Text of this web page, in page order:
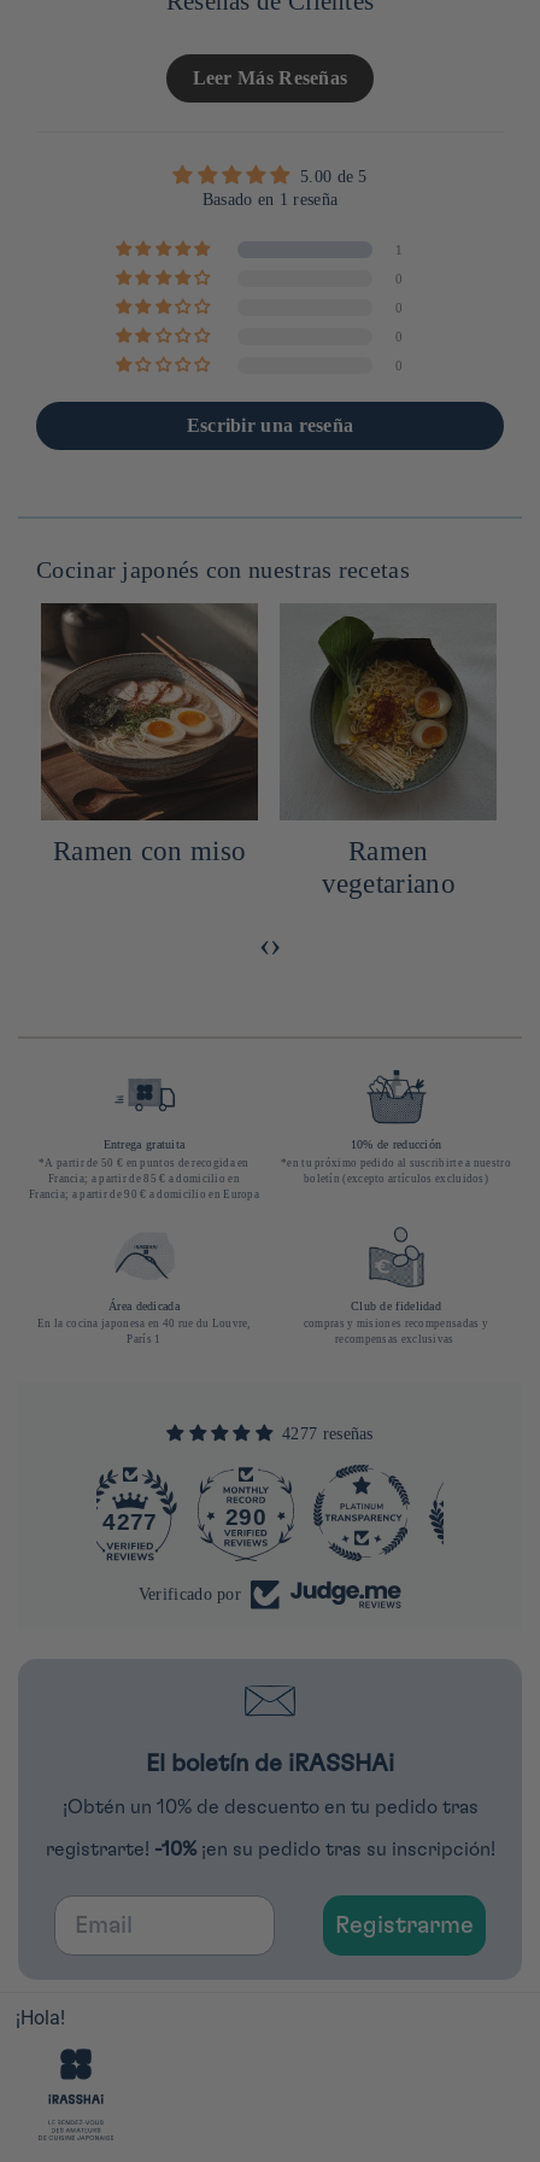
Leer Más Reseñas
5.00 de 5
Basado en 1 reseña
1
0
0
0
0
Escribir una reseña
Cocinar japonés con nuestras recetas
Ramen con miso
Ramen
vegetariano
‹›
Entrega gratuita
*A partir de 50 € en puntos de recogida en
Francia; a partir de 85 € a domicilio en
Francia; a partir de 90 € a domicilio en Europa
10% de reducción
*en tu próximo pedido al suscribirte a nuestro
boletín (excepto artículos excluidos)
Área dedicada
En la cocina japonesa en 40 rue du Louvre,
París 1
Club de fidelidad
compras y misiones recompensadas y
recompensas exclusivas
4277 reseñas
4277 290
Verificado por
El boletín de iRASSHAi
¡Obtén un 10% de descuento en tu pedido tras
registrarte! -10% ¡en su pedido tras su inscripción!
Email
Registrarme
¡Hola!